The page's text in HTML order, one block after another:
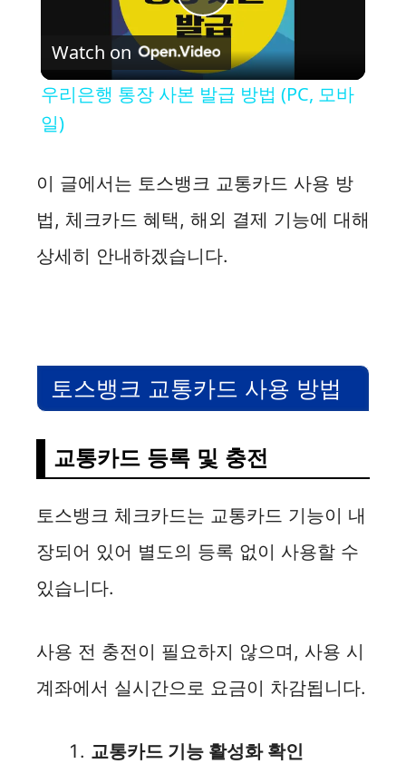
P
l
y
V
e
o
Watch on
우리은행 통장 사본 발급 방법 (PC, 모바
일)
이 글에서는 토스뱅크 교통카드 사용 방
법, 체크카드 혜택, 해외 결제 기능에 대해
상세히 안내하겠습니다.
토스뱅크 교통카드 사용 방법
교통카드 등록 및 충전
토스뱅크 체크카드는 교통카드 기능이 내
장되어 있어 별도의 등록 없이 사용할 수
있습니다.
사용 전 충전이 필요하지 않으며, 사용 시
계좌에서 실시간으로 요금이 차감됩니다.
교통카드 기능 활성화 확인